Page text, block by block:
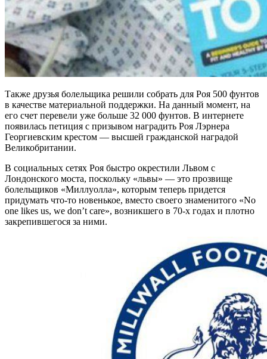
Также друзья болельщика решили собрать для Роя 500 фунтов
в качестве материальной поддержки. На данный момент, на
его счет перевели уже больше 32 000 фунтов. В интернете
появилась петиция с призывом наградить Роя Лэрнера
Георгиевским крестом — высшей гражданской наградой
Великобритании.
В социальных сетях Роя быстро окрестили Львом с
Лондонского моста, поскольку «львы» — это прозвище
болельщиков «Миллуолла», которым теперь придется
придумать что-то новенькое, вместо своего знаменитого «No
one likes us, we don’t care», возникшего в 70-х годах и плотно
закрепившегося за ними.